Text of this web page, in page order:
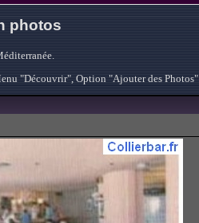
photos
"Découvrir", Option "Ajouter des Photos"